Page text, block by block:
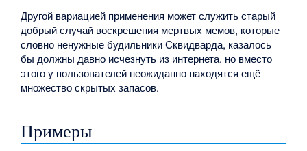
Другой вариацией применения может служить старый
добрый случай воскрешения мертвых мемов, которые
словно ненужные будильники Сквидварда, казалось
бы должны давно исчезнуть из интернета, но вместо
этого у пользователей неожиданно находятся ещё
множество скрытых запасов.
Примеры